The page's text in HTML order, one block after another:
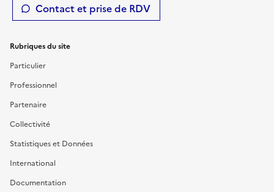
Contact et prise de RDV
Rubriques du site
Particulier
Professionnel
Partenaire
Collectivité
Statistiques et Données
International
Documentation